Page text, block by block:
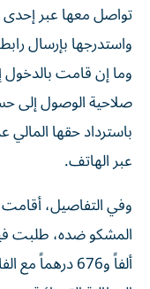
تواصل معها عبر
واستدرجها بإرسال
وما إن قامت بالدخول
صلاحية الوصول إلى
باسترداد حقها
عبر الهاتف.
وفي التفاصيل،